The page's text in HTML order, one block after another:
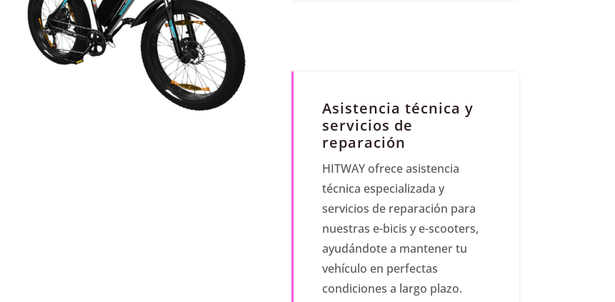
Asistencia técnica y
servicios de
reparación
HITWAY ofrece asistencia
técnica especializada y
servicios de reparación para
nuestras e-bicis y e-scooters,
ayudándote a mantener tu
vehículo en perfectas
condiciones a largo plazo.